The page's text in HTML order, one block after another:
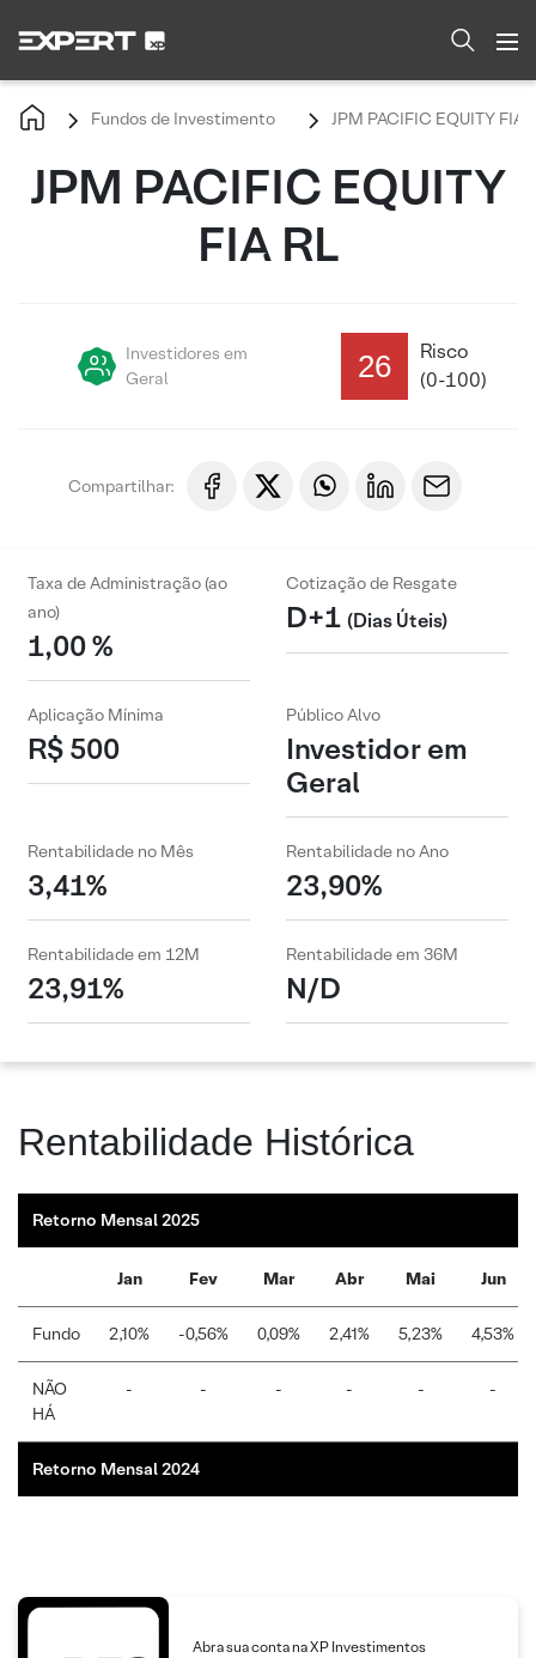
Fundos de Investimento JPM PACIFIC EQUITY FIA
JPM PACIFIC EQUITY
FIA RL
Investidores em
Geral
26
Risco
(0-100)
Compartilhar:
Taxa de Administração (ao
ano)
1,00 %
Cotização de Resgate
D+1 (Dias Úteis)
Aplicação Mínima
R$ 500
Público Alvo
Investidor em
Geral
Rentabilidade no Mês
3,41%
Rentabilidade no Ano
23,90%
Rentabilidade em 12M
23,91%
Rentabilidade em 36M
N/D
Rentabilidade Histórica
Retorno Mensal 2025
Jan Fev Mar Abr Mai Jun
Fundo 2,10% -0,56% 0,09% 2,41% 5,23% 4,53%
NÃO
HÁ
- - - - - -
Retorno Mensal 2024
Abra sua conta na XP Investimentos